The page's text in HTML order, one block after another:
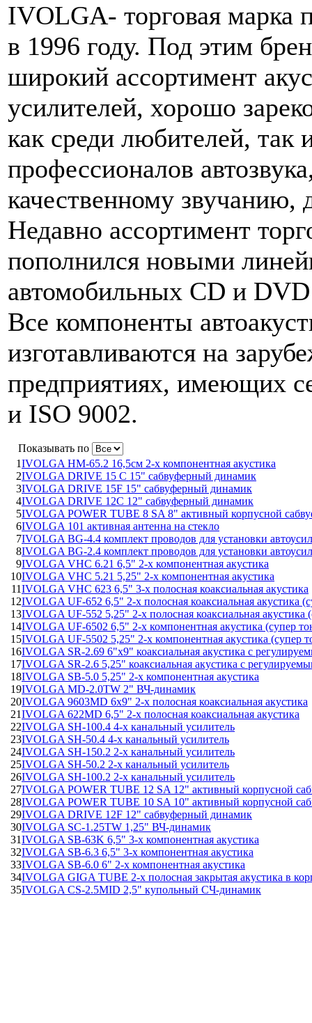
IVOLGA- торговая марка
в 1996 году. Под этим
широкий ассортимент
усилителей, хорошо
как среди любителей, так
профессионалов
качественному звучанию,
Недавно ассортимент
пополнился новыми
автомобильных CD и
Все компоненты
изготавливаются на
предприятиях, имеющих
и ISO 9002.
Показывать по
1IVOLGA HM-65.2 16,5см 2-х компонентная акустика
2IVOLGA DRIVE 15 C 15" сабвуферный динамик
3IVOLGA DRIVE 15F 15" сабвуферный динамик
4IVOLGA DRIVE 12С 12" сабвуферный динамик
5IVOLGA POWER TUBE 8 SA 8" активный корпусной
6IVOLGA 101 активная антенна на стекло
7IVOLGA BG-4.4 комплект проводов для установки
8IVOLGA BG-2.4 комплект проводов для установки
9IVOLGA VHC 6.21 6,5" 2-х компонентная акустика
10IVOLGA VHC 5.21 5,25" 2-х компонентная акустика
11IVOLGA VHC 623 6,5" 3-х полосная коаксиальная акустика
12IVOLGA UF-652 6,5" 2-х полосная коаксиальная акустика
13IVOLGA UF-552 5,25" 2-х полосная коаксиальная акустика
14IVOLGA UF-6502 6,5" 2-х компонентная акустика (супер
15IVOLGA UF-5502 5,25" 2-х компонентная акустика (супер
16IVOLGA SR-2.69 6"x9" коаксиальная акустика с
17IVOLGA SR-2.6 5,25" коаксиальная акустика с
18IVOLGA SB-5.0 5,25" 2-х компонентная акустика
19IVOLGA MD-2.0TW 2" ВЧ-динамик
20IVOLGA 9603MD 6x9" 2-х полосная коаксиальная акустика
21IVOLGA 622MD 6,5" 2-х полосная коаксиальная акустика
22IVOLGA SH-100.4 4-х канальный усилитель
23IVOLGA SH-50.4 4-х канальный усилитель
24IVOLGA SH-150.2 2-х канальный усилитель
25IVOLGA SH-50.2 2-х канальный усилитель
26IVOLGA SH-100.2 2-х канальный усилитель
27IVOLGA POWER TUBE 12 SA 12" активный корпусной
28IVOLGA POWER TUBE 10 SA 10" активный корпусной
29IVOLGA DRIVE 12F 12" сабвуферный динамик
30IVOLGA SC-1.25TW 1,25" ВЧ-динамик
31IVOLGA SB-63K 6,5" 3-х компонентная акустика
32IVOLGA SB-6.3 6,5" 3-х компонентная акустика
33IVOLGA SB-6.0 6" 2-х компонентная акустика
34IVOLGA GIGA TUBE 2-х полосная закрытая акустика в
35IVOLGA CS-2.5MID 2,5" купольный СЧ-динамик